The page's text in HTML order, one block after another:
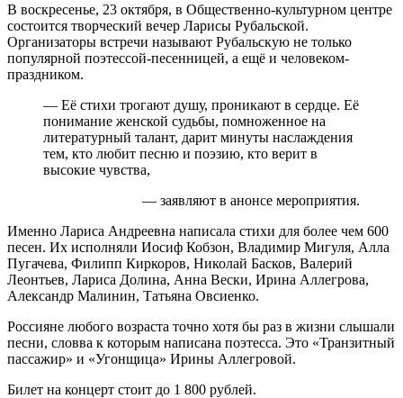
В воскресенье, 23 октября, в Общественно-культурном центре
состоится творческий вечер Ларисы Рубальской.
Организаторы встречи называют Рубальскую не только
популярной поэтессой-песенницей, а ещё и человеком-
праздником.
— Её стихи трогают душу, проникают в сердце. Её
понимание женской судьбы, помноженное на
литературный талант, дарит минуты наслаждения
тем, кто любит песню и поэзию, кто верит в
высокие чувства,
— заявляют в анонсе мероприятия.
Именно Лариса Андреевна написала стихи для более чем 600
песен. Их исполняли Иосиф Кобзон, Владимир Мигуля, Алла
Пугачева, Филипп Киркоров, Николай Басков, Валерий
Леонтьев, Лариса Долина, Анна Вески, Ирина Аллегрова,
Александр Малинин, Татьяна Овсиенко.
Россияне любого возраста точно хотя бы раз в жизни слышали
песни, словва к которым написана поэтесса. Это «Транзитный
пассажир» и «Угонщица» Ирины Аллегровой.
Билет на концерт стоит до 1 800 рублей.